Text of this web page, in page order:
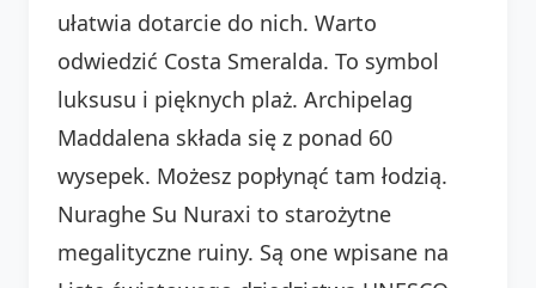
ułatwia dotarcie do nich. Warto
odwiedzić Costa Smeralda. To symbol
luksusu i pięknych plaż. Archipelag
Maddalena składa się z ponad 60
wysepek. Możesz popłynąć tam łodzią.
Nuraghe Su Nuraxi to starożytne
megalityczne ruiny. Są one wpisane na